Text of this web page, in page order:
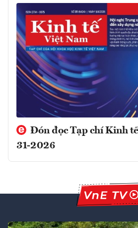
Đón đọc Tạp chí Kinh
31-2026